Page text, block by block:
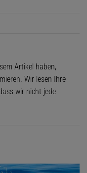
Artikel haben,
Wir lesen Ihre
wir nicht jede